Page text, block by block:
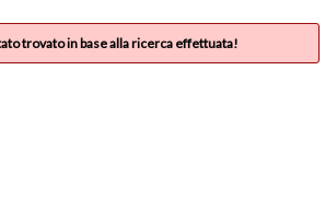
trovato in base alla ricerca effettuata!